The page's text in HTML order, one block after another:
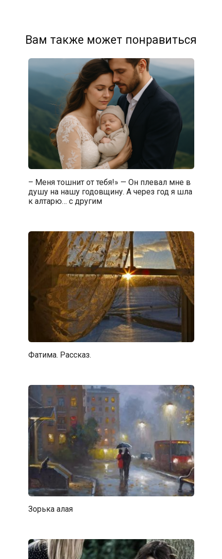
Вам также может понравиться
– Меня тошнит от тебя!» — Он плевал мне в
душу на нашу годовщину. А через год я шла
к алтарю… с другим
Фатима. Рассказ.
Зорька алая